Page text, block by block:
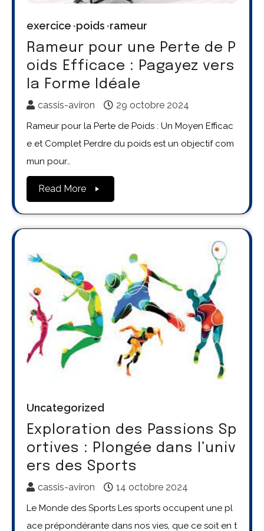
exercice poids rameur
Rameur pour une Perte de P
oids Efficace : Pagayez vers
la Forme Idéale
cassis-aviron 29 octobre 2024
Rameur pour la Perte de Poids : Un Moyen Efficac
e et Complet Perdre du poids est un objectif com
mun pour…
Read More
Uncategorized
Exploration des Passions Sp
ortives : Plongée dans l’univ
ers des Sports
cassis-aviron 14 octobre 2024
Le Monde des Sports Les sports occupent une pl
ace prépondérante dans nos vies, que ce soit en t